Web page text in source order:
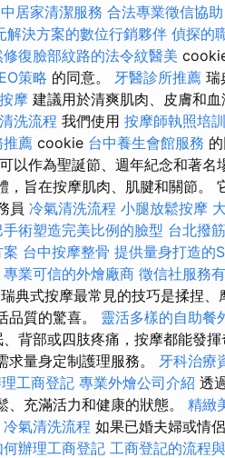
居家清潔服務 合法專業徵信協助
解決方案的數位行銷夥伴 偵探的
修復臉部紋路的法令紋醫美
策略 的同意。 牙醫診所推薦 瑞
摩 建議用於清爽肌肉、皮膚和血
洗流程 我們使用 按摩師執照培訓
推薦 cookie 台中養生會館服務
以作為聖誕節、週年紀念和著
，旨在按摩肌肉、肌腱和關節。
員 冷氣清洗流程 小腿放鬆按摩
術塑造完美比例的臉型 台北撥
台中按摩整骨 提供量身打造的
專業可信的外燴廠商 徵信社服務
瑞典式按摩最常見的技巧是揉捏
品質的驚喜。 靈活多樣的自助餐
背部或四肢疼痛，按摩都能發揮
量身定制護理服務。 牙科治療
工商登記 專業外燴公司介紹 透
充滿活力和健康的狀態。 精緻
冷氣清洗流程 如果已婚夫婦或情
何辦理工商登記 工商登記的流程